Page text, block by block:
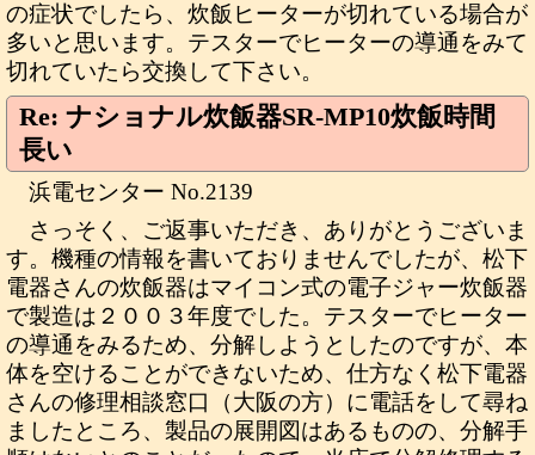
の症状でしたら、炊飯ヒーターが切れている場合が
多いと思います。テスターでヒーターの導通をみて
切れていたら交換して下さい。
Re: ナショナル炊飯器SR-MP10炊飯時間
長い
浜電センター No.2139
さっそく、ご返事いただき、ありがとうございま
す。機種の情報を書いておりませんでしたが、松下
電器さんの炊飯器はマイコン式の電子ジャー炊飯器
で製造は２００３年度でした。テスターでヒーター
の導通をみるため、分解しようとしたのですが、本
体を空けることができないため、仕方なく松下電器
さんの修理相談窓口（大阪の方）に電話をして尋ね
ましたところ、製品の展開図はあるものの、分解手